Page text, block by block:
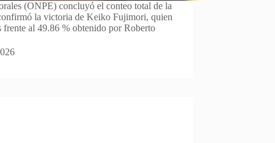
(ONPE) concluyó el conteo total de la
la victoria de Keiko Fujimori, quien
al 49.86 % obtenido por Roberto